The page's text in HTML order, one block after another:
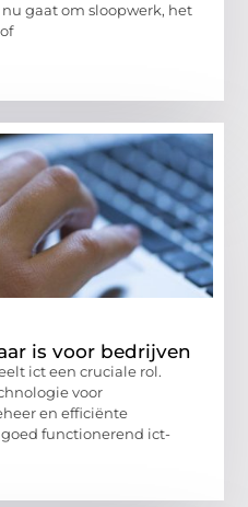
gaat om sloopwerk, het
is voor bedrijven
ict een cruciale rol.
voor
en efficiënte
goed functionerend ict-